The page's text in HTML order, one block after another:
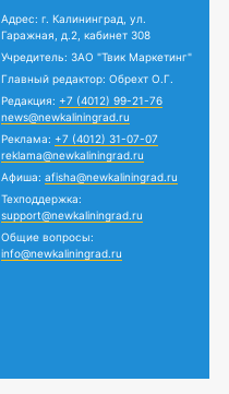
Адрес: г. Калининград, ул.
Гаражная, д.2, кабинет 308
Учредитель: ЗАО "Твик Маркетинг"
Главный редактор: Обрехт О.Г.
Редакция: +7 (4012) 99-21-76
news@newkaliningrad.ru
Реклама: +7 (4012) 31-07-07
reklama@newkaliningrad.ru
Афиша: afisha@newkaliningrad.ru
Техподдержка:
support@newkaliningrad.ru
Общие вопросы:
info@newkaliningrad.ru